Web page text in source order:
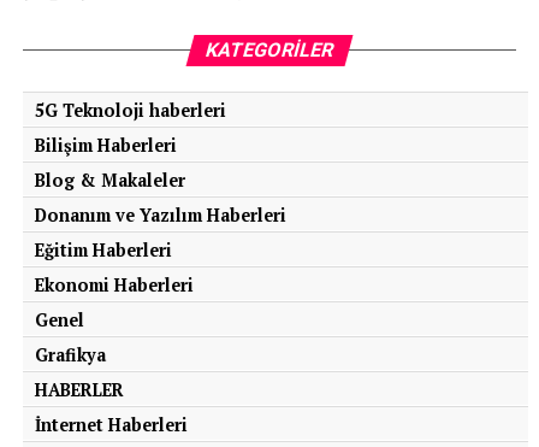
KATEGORILER
5G Teknoloji haberleri
Bilişim Haberleri
Blog & Makaleler
Donanım ve Yazılım Haberleri
Eğitim Haberleri
Ekonomi Haberleri
Genel
Grafikya
HABERLER
İnternet Haberleri